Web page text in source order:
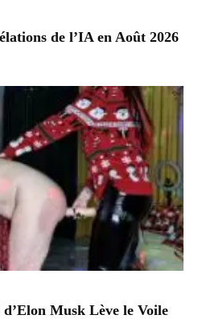
de l’IA en Août 2026
Musk Lève le Voile